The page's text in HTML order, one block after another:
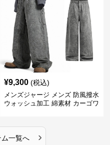
¥9,300 (税込)
メンズジャージ メンズ 防風撥水
ウォッシュ加工 綿素材 カーゴワ
ム一覧へ ›